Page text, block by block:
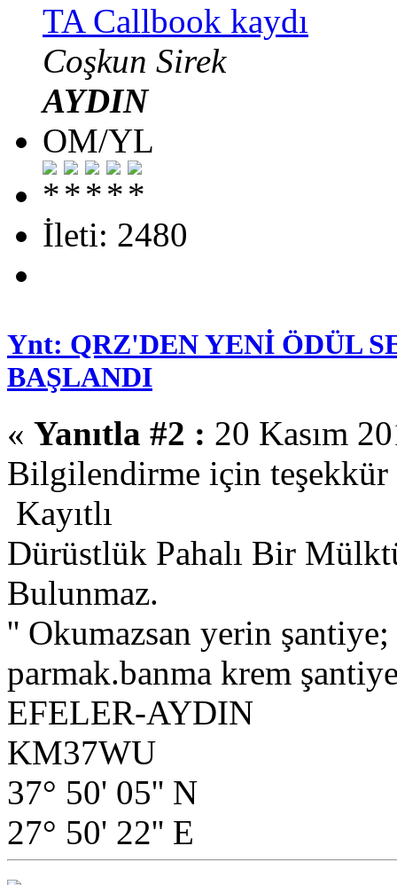
TA Callbook kaydı
Coşkun Sirek
AYDIN
OM/YL
İleti: 2480
Ynt: QRZ'DEN YENİ ÖDÜL
BAŞLANDI
« Yanıtla #2 : 20 Kasım
Bilgilendirme için teşekkür
Kayıtlı
Dürüstlük Pahalı Bir
Bulunmaz.
'' Okumazsan yerin
parmak.banma krem
EFELER-AYDIN
KM37WU
37° 50' 05'' N
27° 50' 22'' E